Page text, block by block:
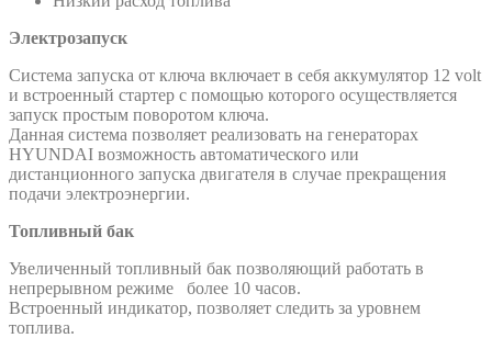
Электрозапуск
Система запуска от ключа включает в себя аккумулятор 12 volt
и встроенный стартер с помощью которого осуществляется
запуск простым поворотом ключа.
Данная система позволяет реализовать на генераторах
HYUNDAI возможность автоматического или
дистанционного запуска двигателя в случае прекращения
подачи электроэнергии.
Топливный бак
Увеличенный топливный бак позволяющий работать в
непрерывном режиме более 10 часов.
Встроенный индикатор, позволяет следить за уровнем
топлива.